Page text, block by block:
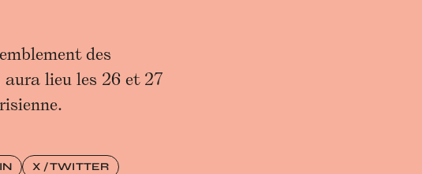
des
lieu les 26 et 27
X / TWITTER